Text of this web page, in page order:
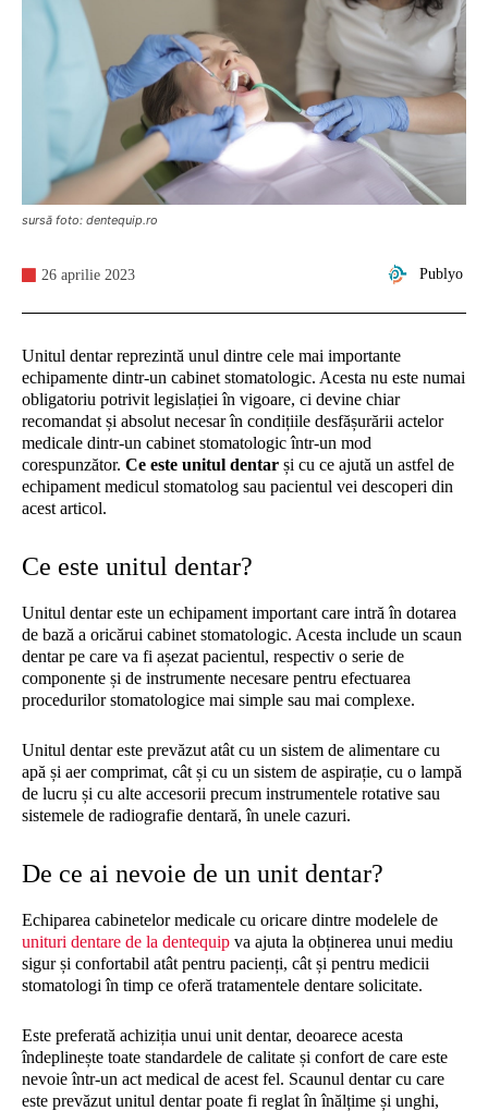
sursă foto: dentequip.ro
Publyo
26 aprilie 2023
Unitul dentar reprezintă unul dintre cele mai importante
echipamente dintr-un cabinet stomatologic. Acesta nu este numai
obligatoriu potrivit legislației în vigoare, ci devine chiar
recomandat și absolut necesar în condițiile desfășurării actelor
medicale dintr-un cabinet stomatologic într-un mod
corespunzător. Ce este unitul dentar și cu ce ajută un astfel de
echipament medicul stomatolog sau pacientul vei descoperi din
acest articol.
Ce este unitul dentar?
Unitul dentar este un echipament important care intră în dotarea
de bază a oricărui cabinet stomatologic. Acesta include un scaun
dentar pe care va fi așezat pacientul, respectiv o serie de
componente și de instrumente necesare pentru efectuarea
procedurilor stomatologice mai simple sau mai complexe.
Unitul dentar este prevăzut atât cu un sistem de alimentare cu
apă și aer comprimat, cât și cu un sistem de aspirație, cu o lampă
de lucru și cu alte accesorii precum instrumentele rotative sau
sistemele de radiografie dentară, în unele cazuri.
De ce ai nevoie de un unit dentar?
Echiparea cabinetelor medicale cu oricare dintre modelele de
unituri dentare de la dentequip va ajuta la obținerea unui mediu
sigur și confortabil atât pentru pacienți, cât și pentru medicii
stomatologi în timp ce oferă tratamentele dentare solicitate.
Este preferată achiziția unui unit dentar, deoarece acesta
îndeplinește toate standardele de calitate și confort de care este
nevoie într-un act medical de acest fel. Scaunul dentar cu care
este prevăzut unitul dentar poate fi reglat în înălțime și unghi,